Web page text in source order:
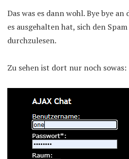
Das was es dann wohl. Bye bye
es ausgehalten hat, sich den
durchzulesen.
Zu sehen ist dort nur noch sowas: